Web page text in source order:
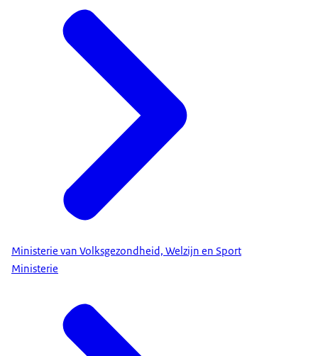
Ministerie van Volksgezondheid, Welzijn en Sport
Ministerie